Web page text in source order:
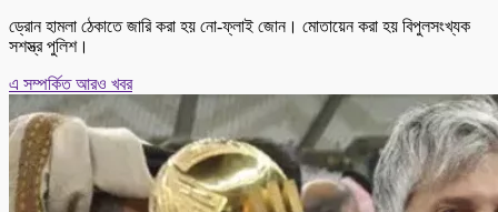
ড্রোন হামলা ঠেকাতে জারি করা হয় নো-ফ্লাই জোন। মোতায়েন করা হয় বিপুলসংখ্যক
সশস্ত্র পুলিশ।
এ সম্পর্কিত আরও খবর